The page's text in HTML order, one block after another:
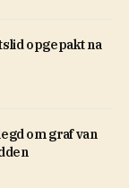
opgepakt na
om graf van